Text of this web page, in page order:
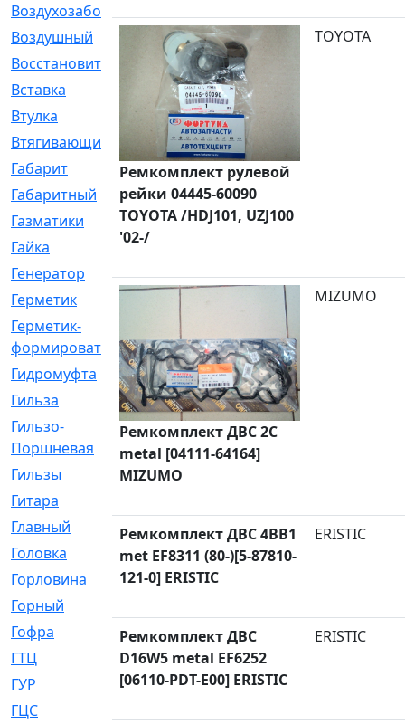
Воздухозаборник
Воздушный
[1]
Восстановительный
[1]
Вставка
[168]
Втулка
[1875]
Втягивающий
[22]
Габарит
[286]
Габаритный
[6]
Газматики
[117]
Гайка
Генератор
[148]
Герметик
[15]
Герметик-
формирователь
[3]
Гидромуфта
[47]
Гильза
[56]
Гильзо-
Поршневая
[13]
Гильзы
[259]
Гитара
Главный
[29]
Головка
[28]
Горловина
[14]
Горный
Гофра
[86]
ГТЦ
[96]
ГУР
[34]
ГЦC
Ремкомплект рулевой
рейки 04445-60090
TOYOTA /HDJ101, UZJ100
'02-/
TOYOTA
Ремкомплект ДВС 2C
metal [04111-64164]
MIZUMO
MIZUMO
Ремкомплект ДВС 4BB1
met EF8311 (80-)[5-87810-
121-0] ERISTIC
ERISTIC
Ремкомплект ДВС
D16W5 metal EF6252
[06110-PDT-E00] ERISTIC
ERISTIC